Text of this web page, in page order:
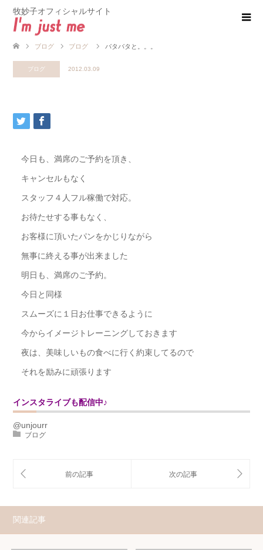
牧妙子オフィシャルサイト
ブログ ブログ バタバタと。。。
ブログ 2012.03.09
今日も、満席のご予約を頂き、
キャンセルもなく
スタッフ４人フル稼働で対応。
お待たせする事もなく、
お客様に頂いたパンをかじりながら
無事に終える事が出来ました
明日も、満席のご予約。
今日と同様
スムーズに１日お仕事できるように
今からイメージトレーニングしておきます
夜は、美味しいもの食べに行く約束してるので
それを励みに頑張ります
インスタライブも配信中♪
@unjourr
ブログ
関連記事